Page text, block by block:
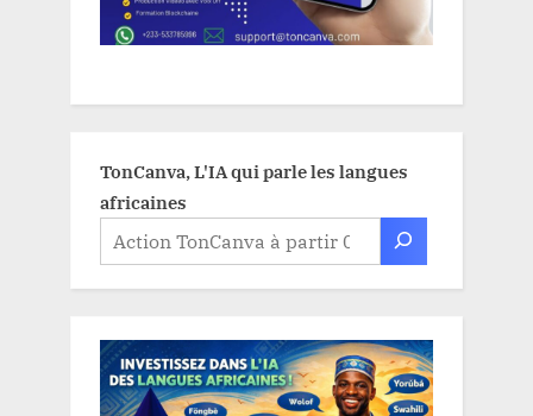
TonCanva, L'IA qui parle les langues
africaines